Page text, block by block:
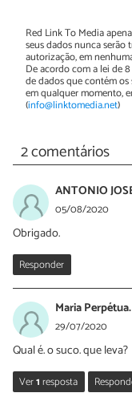
Red Link To Media
seus dados nunca serão
autorização, em
De acordo com a lei de
de dados que contém os
em qualquer momento,
(info@linktomedia.net)
2 comentários
ANTONIO
05/08/2020
Obrigado.
Responder
Maria
29/07/2020
Qual é. o suco. que leva?
Ver1resposta